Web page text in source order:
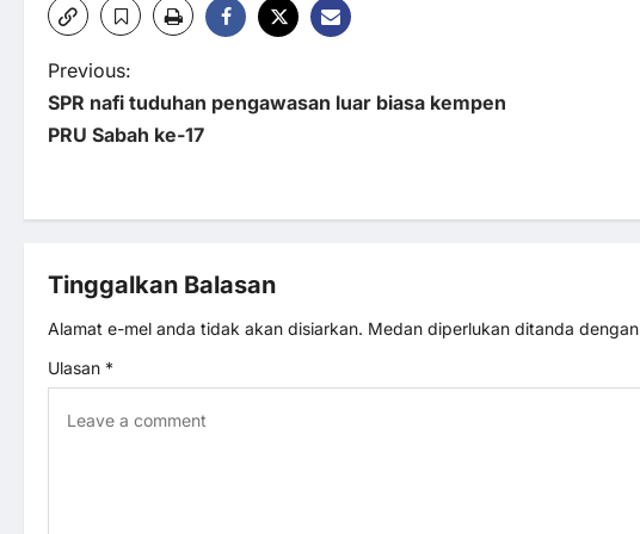
P
o
n
a
v
Previous:
SPR nafi tuduhan pengawasan luar biasa kempen
PRU Sabah ke-17
Tinggalkan Balasan
Alamat e-mel anda tidak akan disiarkan. Medan diperlukan ditanda dengan
Ulasan *